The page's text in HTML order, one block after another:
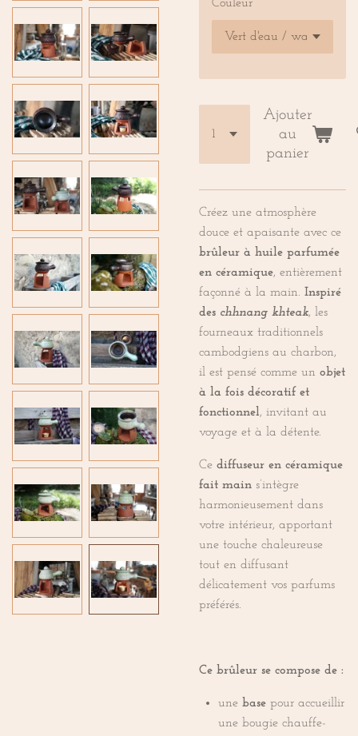
Couleur
Ajouter
au
panier
Créez une atmosphère
douce et apaisante avec ce
brûleur à huile parfumée
en céramique, entièrement
façonné à la main. Inspiré
des chhnang khteak, les
fourneaux traditionnels
cambodgiens au charbon,
il est pensé comme un objet
à la fois décoratif et
fonctionnel, invitant au
voyage et à la détente.
Ce diffuseur en céramique
fait main s’intègre
harmonieusement dans
votre intérieur, apportant
une touche chaleureuse
tout en diffusant
délicatement vos parfums
préférés.
Ce brûleur se compose de :
une base pour accueillir
une bougie chauffe-